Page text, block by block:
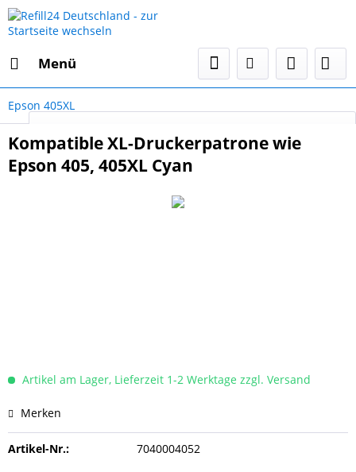
Menü
Epson 405XL
Kompatible XL-Druckerpatrone wie
Epson 405, 405XL Cyan
Artikel am Lager, Lieferzeit 1-2 Werktage zzgl. Versand
Merken
Artikel-Nr.: 7040004052